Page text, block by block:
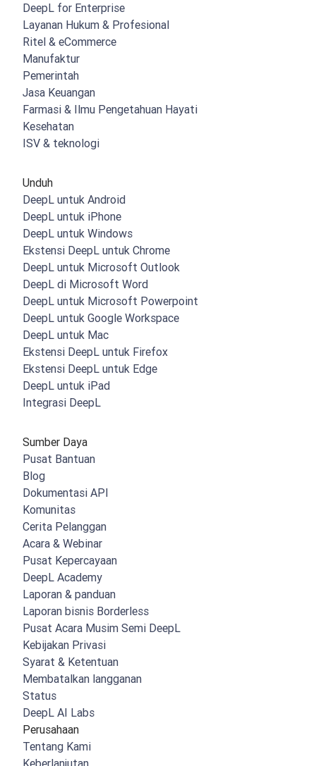
DeepL for Enterprise
Layanan Hukum & Profesional
Ritel & eCommerce
Manufaktur
Pemerintah
Jasa Keuangan
Farmasi & Ilmu Pengetahuan Hayati
Kesehatan
ISV & teknologi
Unduh
DeepL untuk Android
DeepL untuk iPhone
DeepL untuk Windows
Ekstensi DeepL untuk Chrome
DeepL untuk Microsoft Outlook
DeepL di Microsoft Word
DeepL untuk Microsoft Powerpoint
DeepL untuk Google Workspace
DeepL untuk Mac
Ekstensi DeepL untuk Firefox
Ekstensi DeepL untuk Edge
DeepL untuk iPad
Integrasi DeepL
Sumber Daya
Pusat Bantuan
Blog
Dokumentasi API
Komunitas
Cerita Pelanggan
Acara & Webinar
Pusat Kepercayaan
DeepL Academy
Laporan & panduan
Laporan bisnis Borderless
Pusat Acara Musim Semi DeepL
Kebijakan Privasi
Syarat & Ketentuan
Membatalkan langganan
Status
DeepL AI Labs
Perusahaan
Tentang Kami